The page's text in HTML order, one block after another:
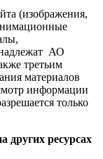
(изображения,
АО
третьим
материалов
информации
только
ресурсах